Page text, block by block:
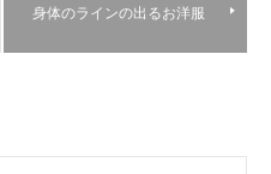
身体のラインの出るお洋服